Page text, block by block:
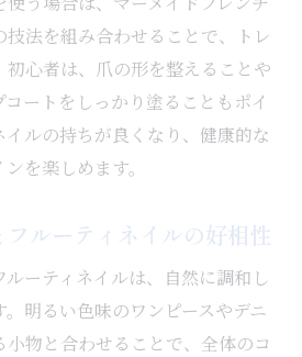
法を組み合わせることで、トレ
初心者は、爪の形を整えることや
ートをしっかり塗ることもポイ
イルの持ちが良くなり、健康的な
を楽しめます。
ルーティネイルの好相性
ーティネイルは、自然に調和し
明るい色味のワンピースやデニ
物と合わせることで、全体のコ